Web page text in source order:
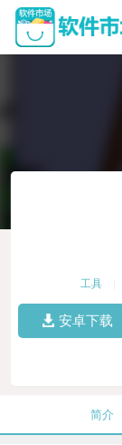
工具
安卓下载
简介